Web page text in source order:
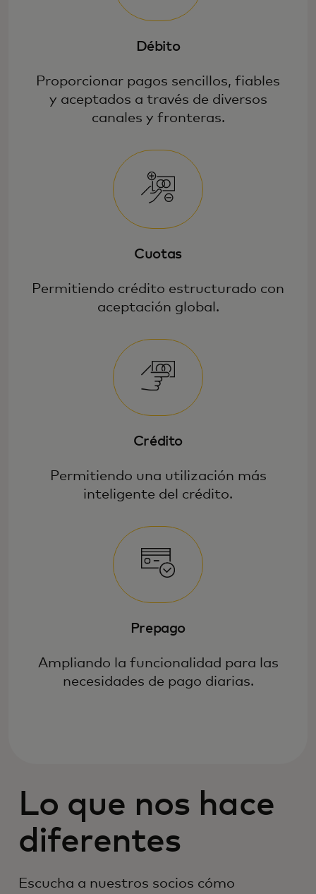
Débito
Proporcionar pagos sencillos, fiables
y aceptados a través de diversos
canales y fronteras.
Cuotas
Permitiendo crédito estructurado con
aceptación global.
Crédito
Permitiendo una utilización más
inteligente del crédito.
Prepago
Ampliando la funcionalidad para las
necesidades de pago diarias.
Lo que nos hace
diferentes
Escucha a nuestros socios cómo